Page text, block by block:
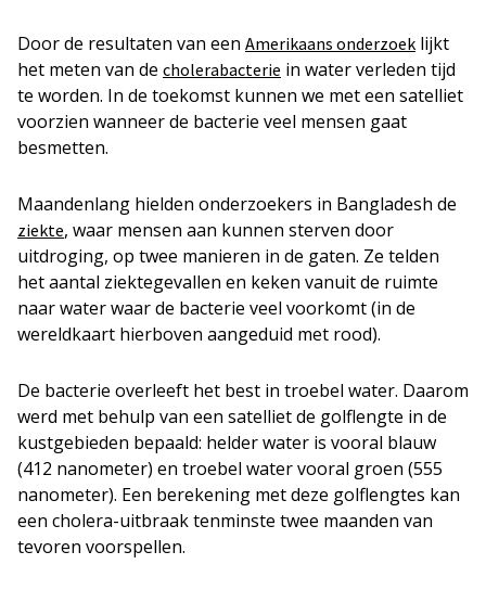
Door de resultaten van een Amerikaans onderzoek lijkt
het meten van de cholerabacterie in water verleden tijd
te worden. In de toekomst kunnen we met een satelliet
voorzien wanneer de bacterie veel mensen gaat
besmetten.
Maandenlang hielden onderzoekers in Bangladesh de
ziekte, waar mensen aan kunnen sterven door
uitdroging, op twee manieren in de gaten. Ze telden
het aantal ziektegevallen en keken vanuit de ruimte
naar water waar de bacterie veel voorkomt (in de
wereldkaart hierboven aangeduid met rood).
De bacterie overleeft het best in troebel water. Daarom
werd met behulp van een satelliet de golflengte in de
kustgebieden bepaald: helder water is vooral blauw
(412 nanometer) en troebel water vooral groen (555
nanometer). Een berekening met deze golflengtes kan
een cholera-uitbraak tenminste twee maanden van
tevoren voorspellen.